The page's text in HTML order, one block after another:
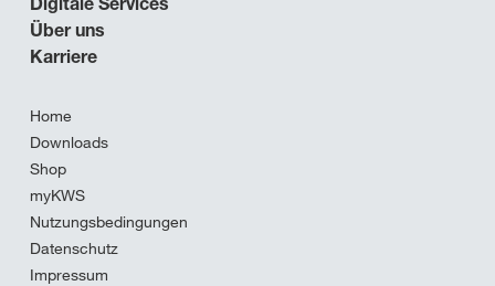
Über uns
Karriere
Home
Downloads
Shop
myKWS
Nutzungsbedingungen
Datenschutz
Impressum